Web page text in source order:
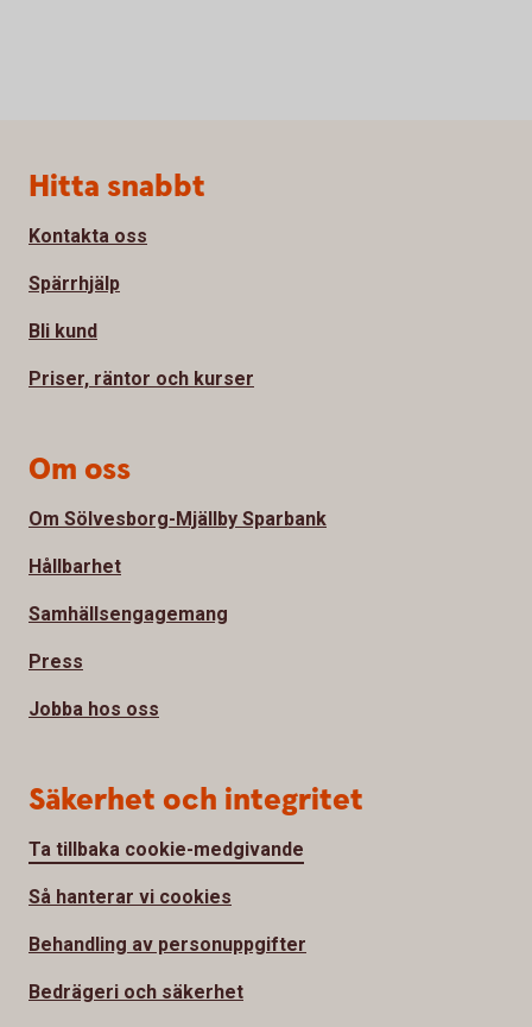
Sidfot
Hitta snabbt
Kontakta oss
Spärrhjälp
Bli kund
Priser, räntor och kurser
Om oss
Om Sölvesborg-Mjällby Sparbank
Hållbarhet
Samhällsengagemang
Press
Jobba hos oss
Säkerhet och integritet
Ta tillbaka cookie-medgivande
Så hanterar vi cookies
Behandling av personuppgifter
Bedrägeri och säkerhet